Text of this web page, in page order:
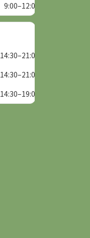
9:00–12:00
14:30–21:00
14:30–21:00
14:30–19:00